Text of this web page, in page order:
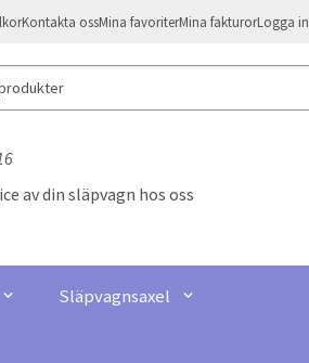
Kontakta ossMina favoriterMina fakturorLogga in
av din släpvagn hos oss
Släpvagnsaxel